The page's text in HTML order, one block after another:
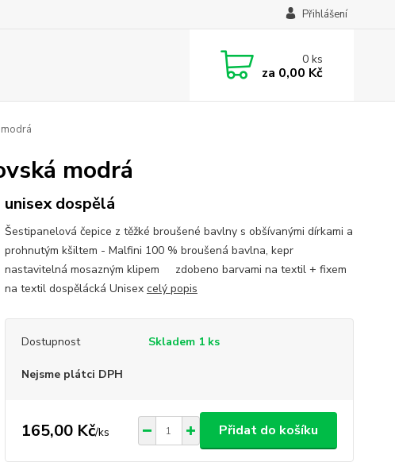
Přihlášení
0ks
za 0,00 Kč
modrá
unisex dospělá
Šestipanelová čepice z těžké broušené bavlny s obšívanými dírkami a
prohnutým kšiltem - Malfini 100 % broušená bavlna, kepr
nastavitelná mosazným klipem zdobeno barvami na textil + fixem
na textil dospělácká Unisex celý popis
Dostupnost Skladem 1 ks
Nejsme plátci DPH
165,00 Kč/ks Přidat do košíku